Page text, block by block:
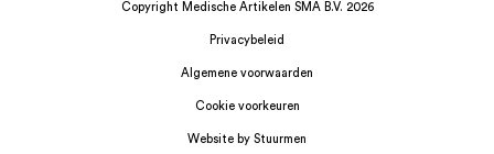
Copyright Medische Artikelen SMA B.V. 2026
Privacybeleid
Algemene voorwaarden
Cookie voorkeuren
Website by Stuurmen